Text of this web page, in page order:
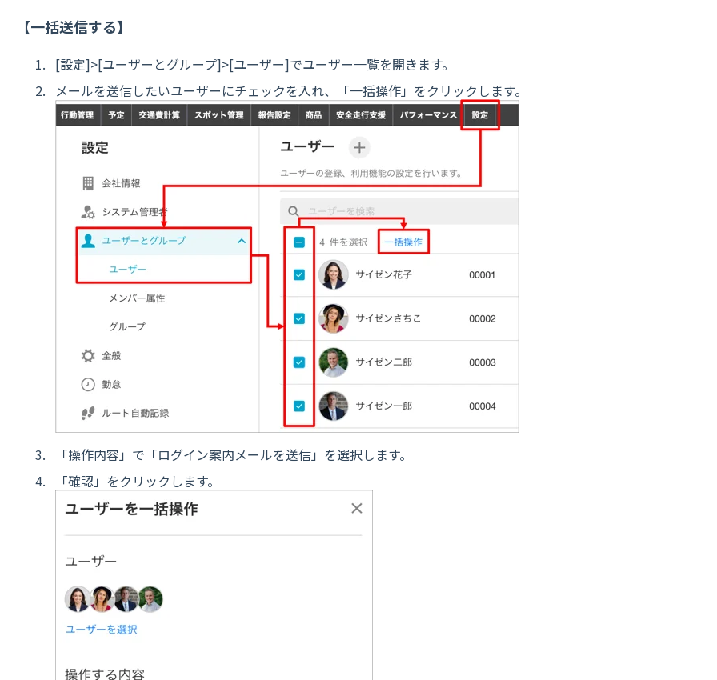
【一括送信する】
[設定]>[ユーザーとグループ]>[ユーザー]でユーザー一覧を開きます。
メールを送信したいユーザーにチェックを入れ、「一括操作」をクリックします。
「操作内容」で「ログイン案内メールを送信」を選択します。
「確認」をクリックします。